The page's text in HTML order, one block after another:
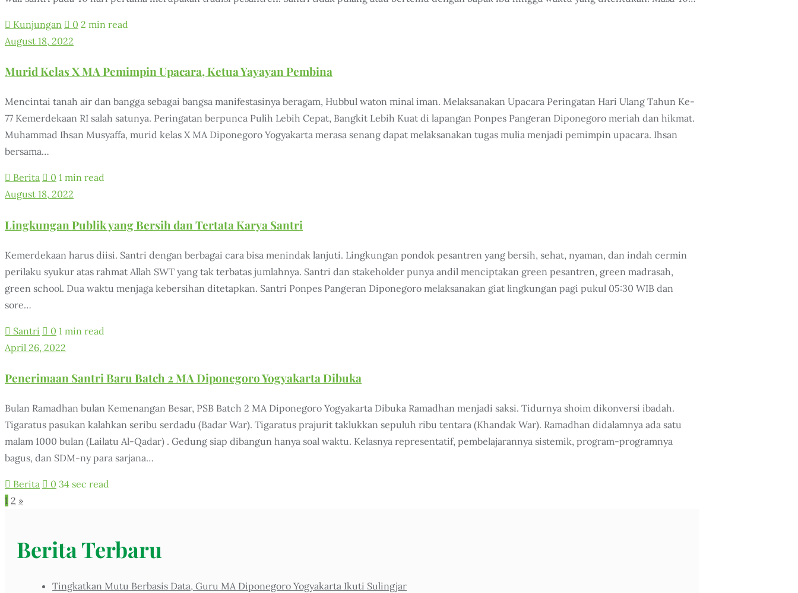
Kunjungan 0 2 min read
August 18, 2022
Murid Kelas X MA Pemimpin Upacara, Ketua Yayayan Pembina
Mencintai tanah air dan bangga sebagai bangsa manifestasinya beragam, Hubbul waton minal iman. Melaksanakan Upacara Peringatan Hari Ulang Tahun Ke-
77 Kemerdekaan RI salah satunya. Peringatan berpunca Pulih Lebih Cepat, Bangkit Lebih Kuat di lapangan Ponpes Pangeran Diponegoro meriah dan hikmat.
Muhammad Ihsan Musyaffa, murid kelas X MA Diponegoro Yogyakarta merasa senang dapat melaksanakan tugas mulia menjadi pemimpin upacara. Ihsan
bersama…
Berita 0 1 min read
August 18, 2022
Lingkungan Publik yang Bersih dan Tertata Karya Santri
Kemerdekaan harus diisi. Santri dengan berbagai cara bisa menindak lanjuti. Lingkungan pondok pesantren yang bersih, sehat, nyaman, dan indah cermin
perilaku syukur atas rahmat Allah SWT yang tak terbatas jumlahnya. Santri dan stakeholder punya andil menciptakan green pesantren, green madrasah,
green school. Dua waktu menjaga kebersihan ditetapkan. Santri Ponpes Pangeran Diponegoro melaksanakan giat lingkungan pagi pukul 05:30 WIB dan
sore…
Santri 0 1 min read
April 26, 2022
Penerimaan Santri Baru Batch 2 MA Diponegoro Yogyakarta Dibuka
Bulan Ramadhan bulan Kemenangan Besar, PSB Batch 2 MA Diponegoro Yogyakarta Dibuka Ramadhan menjadi saksi. Tidurnya shoim dikonversi ibadah.
Tigaratus pasukan kalahkan seribu serdadu (Badar War). Tigaratus prajurit taklukkan sepuluh ribu tentara (Khandak War). Ramadhan didalamnya ada satu
malam 1000 bulan (Lailatu Al-Qadar) . Gedung siap dibangun hanya soal waktu. Kelasnya representatif, pembelajarannya sistemik, program-programnya
bagus, dan SDM-ny para sarjana…
Berita 0 34 sec read
Posts
1 2 »
Berita Terbaru
Tingkatkan Mutu Berbasis Data, Guru MA Diponegoro Yogyakarta Ikuti Sulingjar